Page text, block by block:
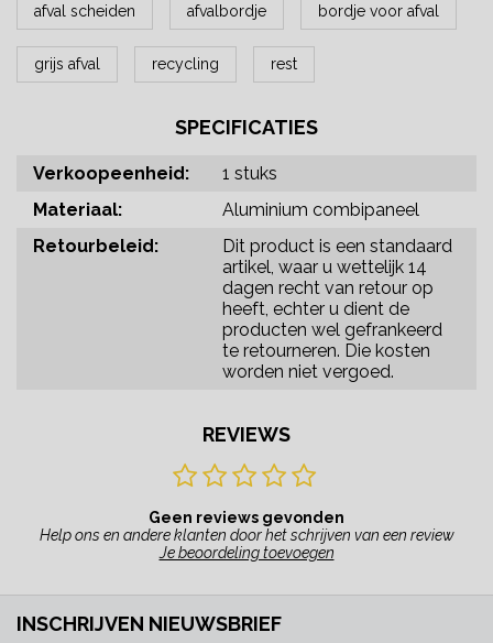
afval scheiden afvalbordje bordje voor afval
grijs afval recycling rest
SPECIFICATIES
Verkoopeenheid:
1 stuks
Materiaal:
Aluminium combipaneel
Retourbeleid:
Dit product is een standaard
artikel, waar u wettelijk 14
dagen recht van retour op
heeft, echter u dient de
producten wel gefrankeerd
te retourneren. Die kosten
worden niet vergoed.
REVIEWS
Geen reviews gevonden
Help ons en andere klanten door het schrijven van een review
Je beoordeling toevoegen
INSCHRIJVEN NIEUWSBRIEF